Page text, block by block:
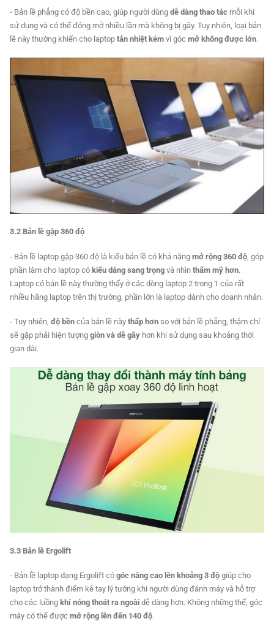
- Bản lề phẳng có độ bền cao, giúp người dùng dễ dàng thao tác mỗi khi
sử dụng và có thể đóng mở nhiều lần mà không bị gãy. Tuy nhiên, loại bản
lề này thường khiến cho laptop tản nhiệt kém vì góc mở không được lớn.
3.2 Bản lề gập 360 độ
- Bản lề laptop gập 360 độ là kiểu bản lề có khả năng mở rộng 360 độ , góp
phần làm cho laptop có kiểu dáng sang trọng và nhìn thẩm mỹ hơn.
Laptop có bản lề này thường thấy ở các dòng laptop 2 trong 1 của rất
nhiều hãng laptop trên thị trường, phần lớn là laptop dành cho doanh nhân.
- Tuy nhiên, độ bền của bản lề này thấp hơn so với bản lề phẳng, thậm chí
sẽ gặp phải hiện tượng giòn và dễ gãy hơn khi sử dụng sau khoảng thời
gian dài.
3.3 Bản lề Ergolift
- Bản lề laptop dạng Ergolift có góc nâng cao lên khoảng 3 độ giúp cho
laptop trở thành điểm kê tay lý tưởng khi người dùng đánh máy và hỗ trợ
cho các luồng khí nóng thoát ra ngoài dễ dàng hơn. Không những thế, góc
máy có thể được mở rộng lên đến 140 độ.